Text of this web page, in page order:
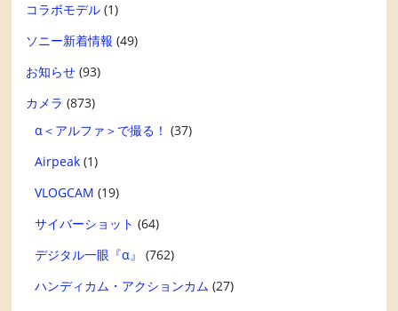
コラボモデル (1)
ソニー新着情報 (49)
お知らせ (93)
カメラ (873)
α＜アルファ＞で撮る！ (37)
Airpeak (1)
VLOGCAM (19)
サイバーショット (64)
デジタル一眼『α』
(762)
ハンディカム・アクションカム (27)